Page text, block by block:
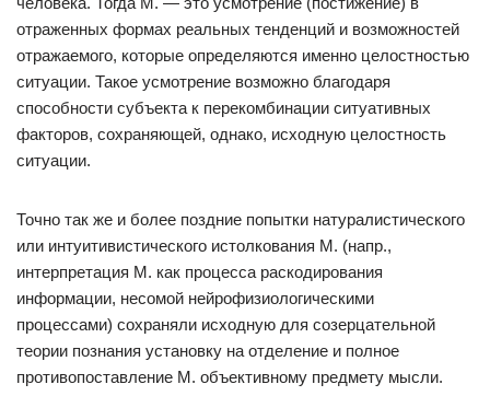
отраженных формах реальных тенденций и возможностей
отражаемого, которые определяются именно целостностью
ситуации. Такое усмотрение возможно благодаря
способности субъекта к перекомбинации ситуативных
факторов, сохраняющей, однако, исходную целостность
ситуации.
Точно так же и более поздние попытки натуралистического
или интуитивистического истолкования М. (напр.,
интерпретация М. как процесса раскодирования
информации, несомой нейрофизиологическими
процессами) сохраняли исходную для созерцательной
теории познания установку на отделение и полное
противопоставление М. объективному предмету мысли.